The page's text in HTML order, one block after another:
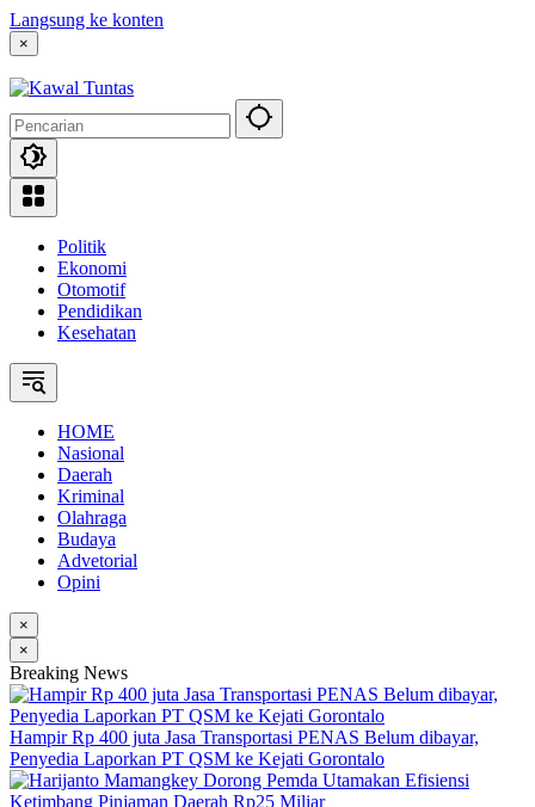
Langsung ke konten
×
Politik
Ekonomi
Otomotif
Pendidikan
Kesehatan
HOME
Nasional
Daerah
Kriminal
Olahraga
Budaya
Advetorial
Opini
×
×
Breaking News
Hampir Rp 400 juta Jasa Transportasi PENAS Belum dibayar,
Penyedia Laporkan PT QSM ke Kejati Gorontalo